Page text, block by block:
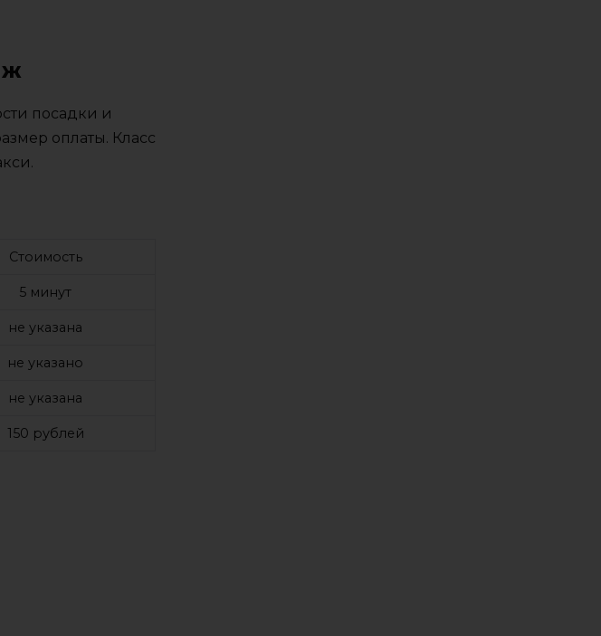
посадки и
оплаты. Класс
Стоимость
5 минут
не указана
не указано
не указана
150 рублей